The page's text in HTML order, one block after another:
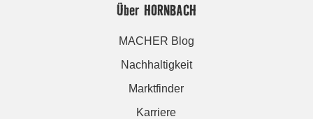
Über HORNBACH
MACHER Blog
Nachhaltigkeit
Marktfinder
Karriere